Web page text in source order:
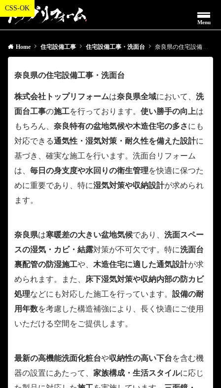
Menu
Home 住宅設備工事 住宅設備工事・洗面台 奈良県の住宅設備工事・洗面台
奈良県の住宅設備工事・洗面台
株式会社トップリフォームは奈良県全域において、 洗
面台工事の施工を行っております。 使い勝手の向上は
もちろん、 奈良特有の盆地気候や木造住宅の多さにも
対応できる通気性・湿気対策・耐久性を備えた設計に
基づき、確実な施工を行います。洗面台リフォーム
は、 毎日の身支度や水回りの衛生管理を快適に保つた
めに重要であり、特に湿気対策や収納設計が求められ
ます。
奈良県は寒暖差の大きい盆地気候であり、 洗面スペー
スの湿気・カビ・結露対策が不可欠です。特に洗面台
裏配管の防湿施工や、 木造住宅に適した通気設計が求
められます。また、
床下湿気対策や収納内部の防カビ
処理などにも対応した施工を行っています。 設備の耐
用年数を考慮した構造補強により、長く快適にご使用
いただける空間をご提供します。
最新の高機能洗面化粧台や収納性の高い下台を含む機
器の設置にあたって、 家族構成・生活スタイルに応じ